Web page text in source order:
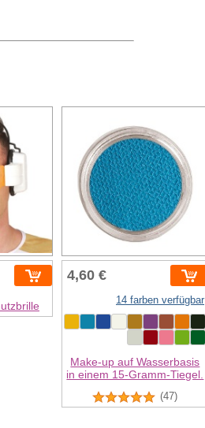
4,60 €
14 farben verfügbar
Make-up auf Wasserbasis
in einem 15-Gramm-Tiegel.
(47)